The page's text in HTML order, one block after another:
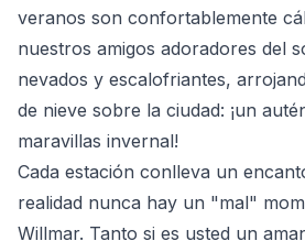
veranos son confortablemente
nuestros amigos adoradores del
nevados y escalofriantes,
de nieve sobre la ciudad: ¡un
maravillas invernal!
Cada estación conlleva un
realidad nunca hay un "mal"
Willmar. Tanto si es usted un